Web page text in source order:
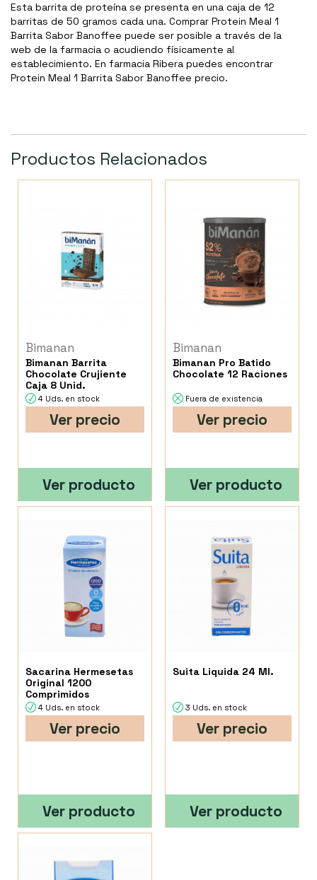
Esta barrita de proteína se presenta en una caja de 12
barritas de 50 gramos cada una. Comprar Protein Meal 1
Barrita Sabor Banoffee puede ser posible a través de la
web de la farmacia o acudiendo físicamente al
establecimiento. En farmacia Ribera puedes encontrar
Protein Meal 1 Barrita Sabor Banoffee precio.
Productos Relacionados
Bimanan
Bimanan Barrita
Chocolate Crujiente
Caja 8 Unid.
4 Uds. en stock
Ver precio
Ver producto
Bimanan
Bimanan Pro Batido
Chocolate 12 Raciones
Fuera de existencia
Ver precio
Ver producto
Sacarina Hermesetas
Original 1200
Comprimidos
4 Uds. en stock
Ver precio
Ver producto
Suita Liquida 24 Ml.
3 Uds. en stock
Ver precio
Ver producto